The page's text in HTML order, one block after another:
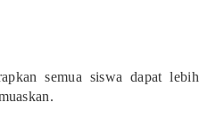
semua siswa dapat lebih